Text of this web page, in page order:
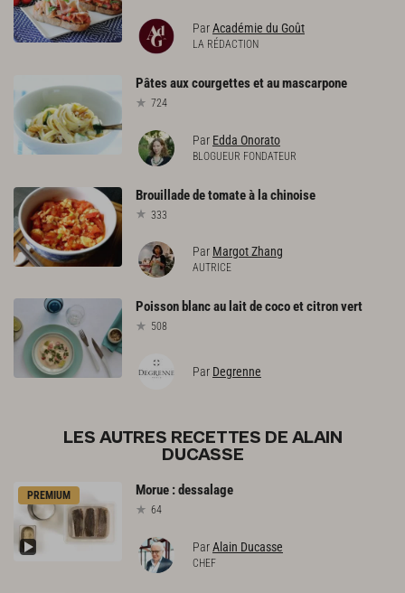
ParAcadémie du Goût
LA RÉDACTION
Pâtesauxcourgettesetaumascarpone
724
Par Edda Onorato
BLOGUEUR FONDATEUR
Brouilladedetomateà lachinoise
333
Par Margot Zhang
AUTRICE
Poisson blancau laitdecocoetcitronvert
508
Par Degrenne
LES AUTRES RECETTES DE ALAIN
DUCASSE
PREMIUM Morue :dessalage
64
ParAlain Ducasse
CHEF